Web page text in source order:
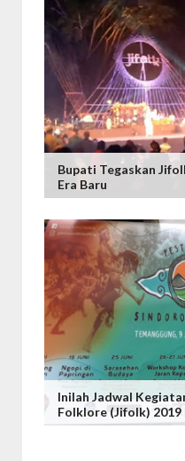
Bupati Tegaskan
Era Baru
Inilah Jadwal
Folklore (Jifolk) 2019